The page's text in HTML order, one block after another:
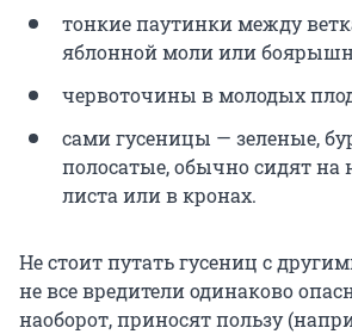
тонкие паутинки между
яблонной моли или
червоточины в молодых
сами гусеницы — зеленые,
полосатые, обычно сидят на
листа или в кронах.
Не стоит путать гусениц с
не все вредители одинаково
наоборот, приносят пользу